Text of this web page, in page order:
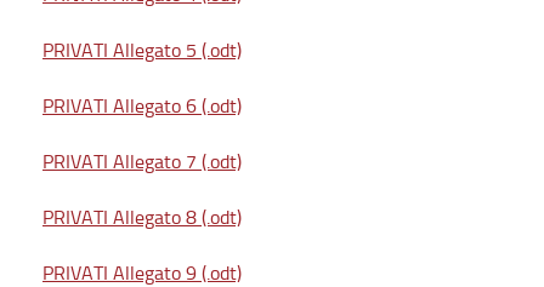
PRIVATI Allegato 5 (.odt)
PRIVATI Allegato 6 (.odt)
PRIVATI Allegato 7 (.odt)
PRIVATI Allegato 8 (.odt)
PRIVATI Allegato 9 (.odt)